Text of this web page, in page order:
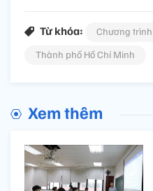
Từ khóa:
Chương
Thành phố Hồ Chí Minh
Xem thêm